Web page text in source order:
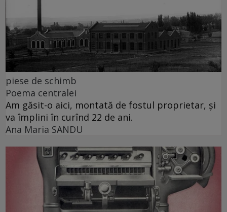
piese de schimb
Poema centralei
Am găsit-o aici, montată de fostul proprietar, și
va împlini în curînd 22 de ani.
Ana Maria SANDU